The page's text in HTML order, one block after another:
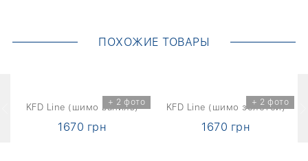
ПОХОЖИЕ ТОВАРЫ
+ 2 фото
KFD Line (шимо ваниль)
1670 грн
+ 2 фото
KFD Line (шимо золотой)
1670 грн